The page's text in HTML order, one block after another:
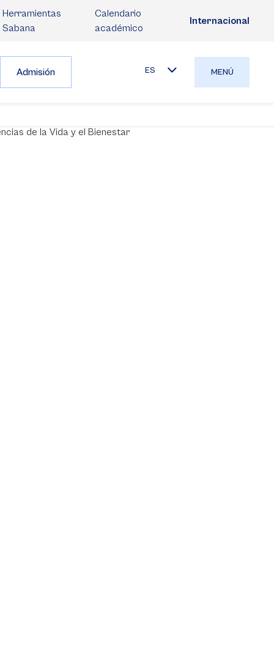
Herramientas
Sabana
Calendario
académico
Internacional
Admisión ES MENÚ